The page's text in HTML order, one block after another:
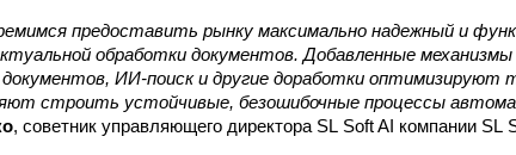
предоставить рынку максимально надежный и
обработки документов. Добавленные
документов, ИИ-поиск и другие доработки оптимизируют
строить устойчивые, безошибочные процессы
, советник управляющего директора SL Soft AI компании SL